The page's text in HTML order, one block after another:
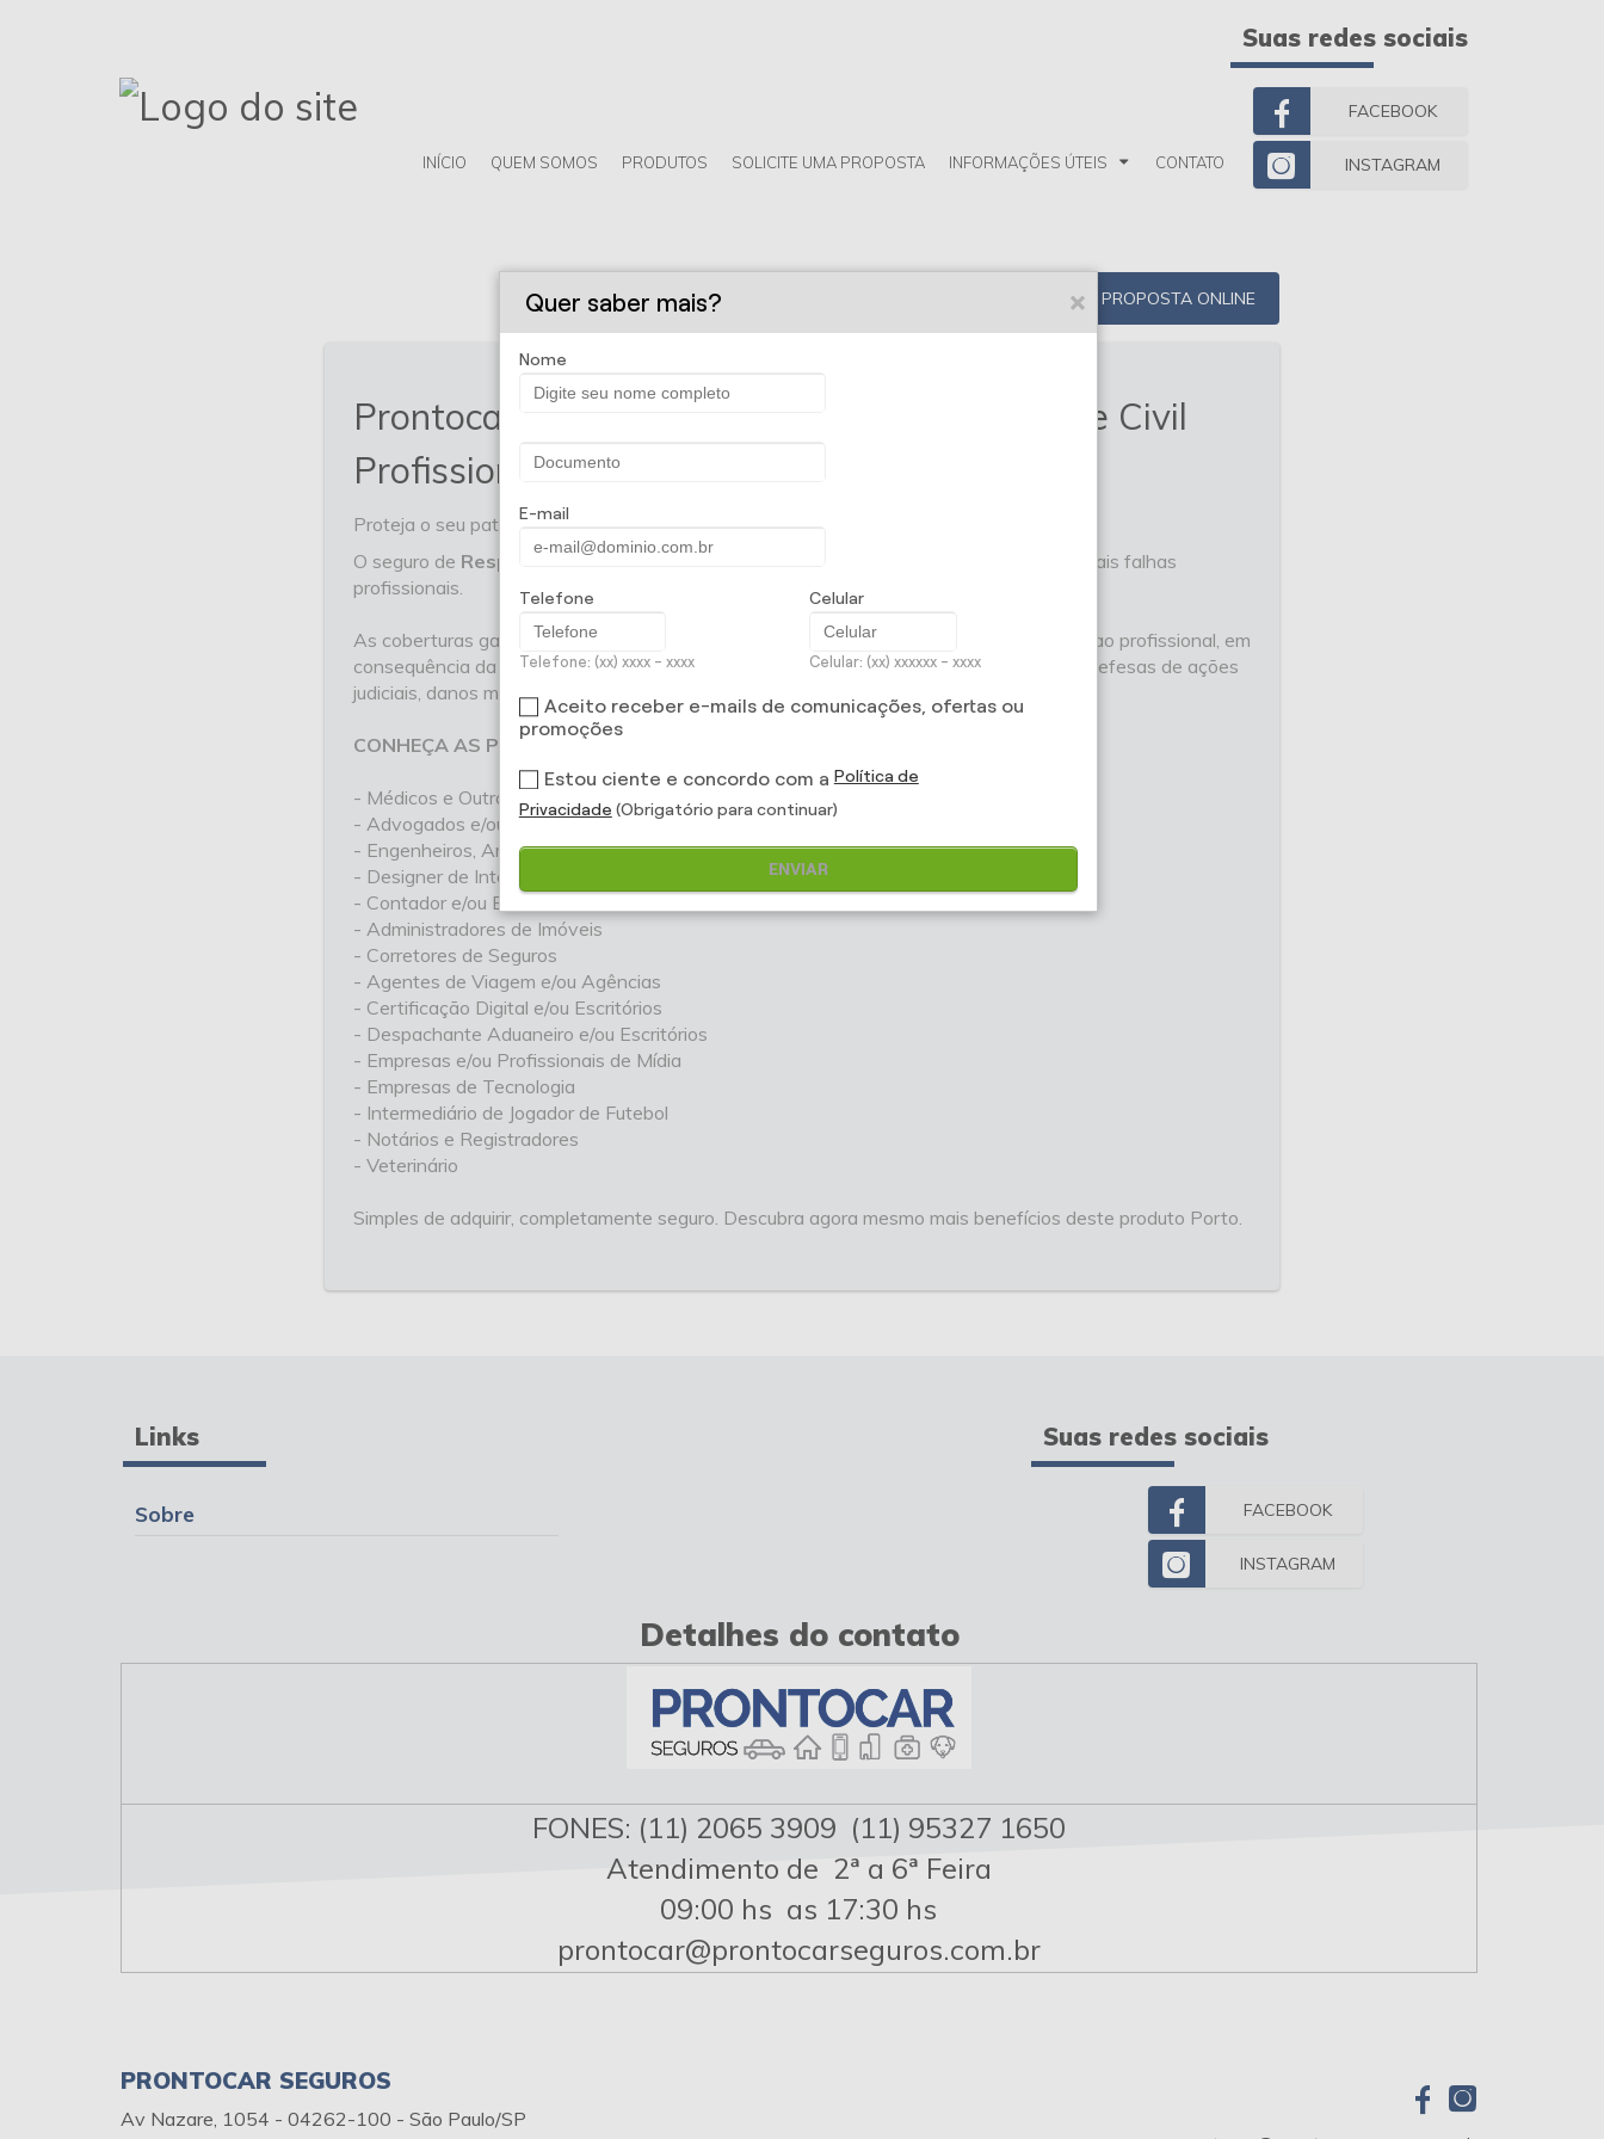
INÍCIO QUEM SOMOS PRODUTOS SOLICITE UMA PROPOSTA INFORMAÇÕES ÚTEIS CONTATO
Suas redes sociais
FACEBOOK
INSTAGRAM
PROPOSTA ONLINE
Prontocar Seguros - Seguro Responsabilidade Civil
Profissional
Proteja o seu patrimônio com o seguro de Responsabilidade Civil Profissional
O seguro de Responsabilidade Civil Profissional
é um produto completo para eventuais falhas
profissionais.
As coberturas garantem as perdas financeiras associadas à responsabilidade atribuída ao profissional, em
consequência da prestação de serviços como atos, erros ou omissões e aos custos de defesas de ações
judiciais, danos morais e restituição de imagem.
CONHEÇA AS PROFISSÕES E COBERTURAS DISPONÍVEIS:
- Médicos e Outros Profissionais da Saúde
- Advogados e/ou Escritórios de Advocacia
- Engenheiros, Arquitetos e/ou Escritórios
- Designer de Interiores e/ou Escritórios
- Contador e/ou Escritórios
- Administradores de Imóveis
- Corretores de Seguros
- Agentes de Viagem e/ou Agências
- Certificação Digital e/ou Escritórios
- Despachante Aduaneiro e/ou Escritórios
- Empresas e/ou Profissionais de Mídia
- Empresas de Tecnologia
- Intermediário de Jogador de Futebol
- Notários e Registradores
- Veterinário
Simples de adquirir, completamente seguro. Descubra agora mesmo mais benefícios deste produto Porto.
Links
Sobre
Suas redes sociais
FACEBOOK
INSTAGRAM
Detalhes do contato
FONES: (11) 2065 3909 (11) 95327 1650
Atendimento de 2ª a 6ª Feira
09:00 hs as 17:30 hs
prontocar@prontocarseguros.com.br
PRONTOCAR SEGUROS
Av Nazare, 1054 - 04262-100 - São Paulo/SP
Quer saber mais?
Nome
E-mail
Telefone
Telefone: (xx) xxxx - xxxx
Celular
Celular: (xx) xxxxxx - xxxx
Aceito receber e-mails de comunicações, ofertas ou
promoções
Estou ciente e concordo com a Política de
Privacidade (Obrigatório para continuar)
ENVIAR